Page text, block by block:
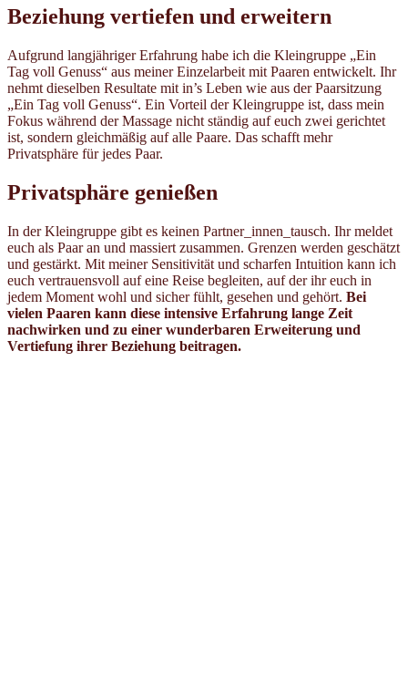
Beziehung vertiefen und erweitern
Aufgrund langjähriger Erfahrung habe ich die Kleingruppe „Ein
Tag voll Genuss“ aus meiner Einzelarbeit mit Paaren entwickelt. Ihr
nehmt dieselben Resultate mit in’s Leben wie aus der Paarsitzung
„Ein Tag voll Genuss“. Ein Vorteil der Kleingruppe ist, dass mein
Fokus während der Massage nicht ständig auf euch zwei gerichtet
ist, sondern gleichmäßig auf alle Paare. Das schafft mehr
Privatsphäre für jedes Paar.
Privatsphäre genießen
In der Kleingruppe gibt es keinen Partner_innen_tausch. Ihr meldet
euch als Paar an und massiert zusammen. Grenzen werden geschätzt
und gestärkt. Mit meiner Sensitivität und scharfen Intuition kann ich
euch vertrauensvoll auf eine Reise begleiten, auf der ihr euch in
jedem Moment wohl und sicher fühlt, gesehen und gehört. Bei
vielen Paaren kann diese intensive Erfahrung lange Zeit
nachwirken und zu einer wunderbaren Erweiterung und
Vertiefung ihrer Beziehung beitragen.